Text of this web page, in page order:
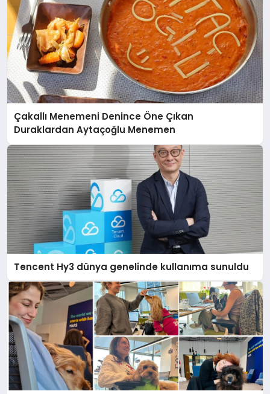
Çakallı Menemeni Denince Öne Çıkan
Duraklardan Aytaçoğlu Menemen
Tencent Hy3 dünya genelinde kullanıma sunuldu